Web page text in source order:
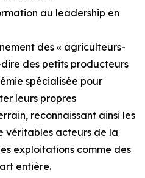
au leadership en
des « agriculteurs-
des petits producteurs
spécialisée pour
leurs propres
reconnaissant ainsi les
véritables acteurs de la
exploitations comme des
entière.